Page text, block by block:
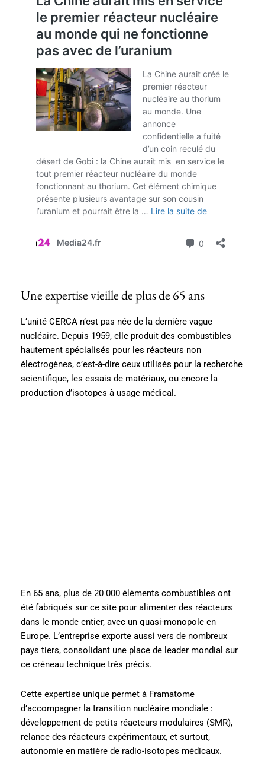
Une expertise vieille de plus de 65 ans
L’unité CERCA n’est pas née de la dernière vague
nucléaire. Depuis 1959, elle produit des combustibles
hautement spécialisés pour les réacteurs non
électrogènes, c’est-à-dire ceux utilisés pour la recherche
scientifique, les essais de matériaux, ou encore la
production d’isotopes à usage médical.
En 65 ans, plus de 20 000 éléments combustibles ont
été fabriqués sur ce site pour alimenter des réacteurs
dans le monde entier, avec un quasi-monopole en
Europe. L’entreprise exporte aussi vers de nombreux
pays tiers, consolidant une place de leader mondial sur
ce créneau technique très précis.
Cette expertise unique permet à Framatome
d’accompagner la transition nucléaire mondiale :
développement de petits réacteurs modulaires (SMR),
relance des réacteurs expérimentaux, et surtout,
autonomie en matière de radio-isotopes médicaux.